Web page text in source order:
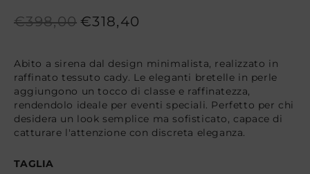
€398,00 €318,40
Abito a sirena dal design minimalista, realizzato in
raffinato tessuto cady. Le eleganti bretelle in perle
aggiungono un tocco di classe e raffinatezza,
rendendolo ideale per eventi speciali. Perfetto per chi
desidera un look semplice ma sofisticato, capace di
catturare l'attenzione con discreta eleganza.
TAGLIA